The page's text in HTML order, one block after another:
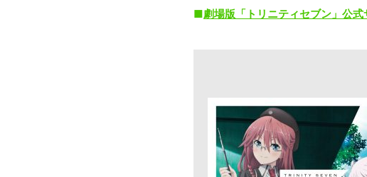
■劇場版「トリニティセブン」公式